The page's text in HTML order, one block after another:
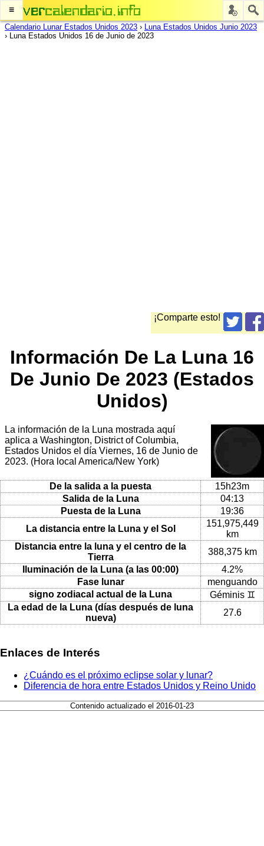
≡
Calendario Lunar Estados Unidos 2023 › Luna Estados Unidos Junio 2023
› Luna Estados Unidos 16 de Junio de 2023
¡Comparte esto!
Información De La Luna 16
De Junio De 2023 (Estados
Unidos)
La información de la Luna mostrada aquí
aplica a Washington, District of Columbia,
Estados Unidos el día Viernes, 16 de Junio de
2023. (Hora local America/New York)
De la salida a la puesta
15h23m
Salida de la Luna
04:13
Puesta de la Luna
19:36
La distancia entre la Luna y el Sol
151,975,449
km
Distancia entre la luna y el centro de la
Tierra
388,375 km
Iluminación de la Luna (a las 00:00)
4.2%
Fase lunar
menguando
signo zodiacal actual de la Luna
Géminis ♊
La edad de la Luna (días después de luna
nueva)
27.6
Enlaces de Interés
¿Cuándo es el próximo eclipse solar y lunar?
Diferencia de hora entre Estados Unidos y Reino Unido
Contenido actualizado el 2016-01-23